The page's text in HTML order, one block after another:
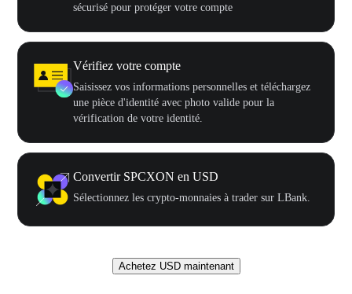
sécurisé pour protéger votre compte
Vérifiez votre compte
Saisissez vos informations personnelles et téléchargez
une pièce d'identité avec photo valide pour la
vérification de votre identité.
Convertir SPCXON en USD
Sélectionnez les crypto-monnaies à trader sur LBank.
Achetez USD maintenant